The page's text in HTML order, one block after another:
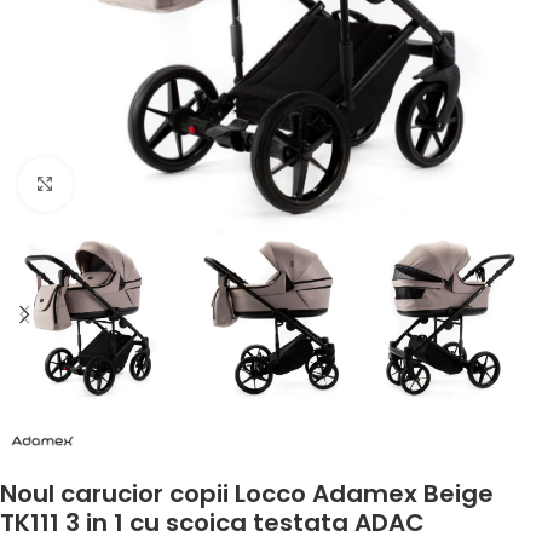
Faceți clic pentru a mări
Noul carucior copii Locco Adamex Beige
TK111 3 in 1 cu scoica testata ADAC